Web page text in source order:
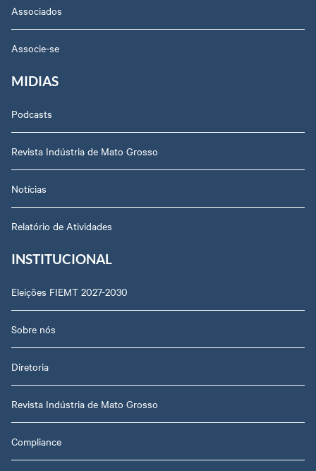
Associados
Associe-se
MIDIAS
Podcasts
Revista Indústria de Mato Grosso
Notícias
Relatório de Atividades
INSTITUCIONAL
Eleições FIEMT 2027-2030
Sobre nós
Diretoria
Revista Indústria de Mato Grosso
Compliance